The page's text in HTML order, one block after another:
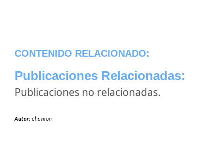
CONTENIDO RELACIONADO:
Publicaciones Relacionadas:
Publicaciones no relacionadas.
Autor:chomon